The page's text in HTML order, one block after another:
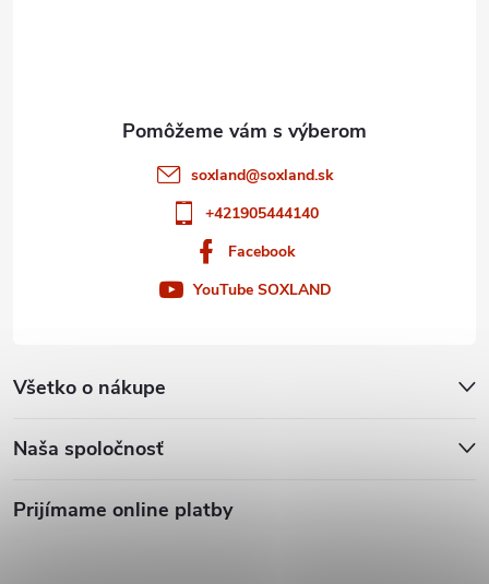
soxland@soxland.sk
+421905444140
Facebook
YouTube SOXLAND
Všetko o nákupe
Naša spoločnosť
Prijímame online platby